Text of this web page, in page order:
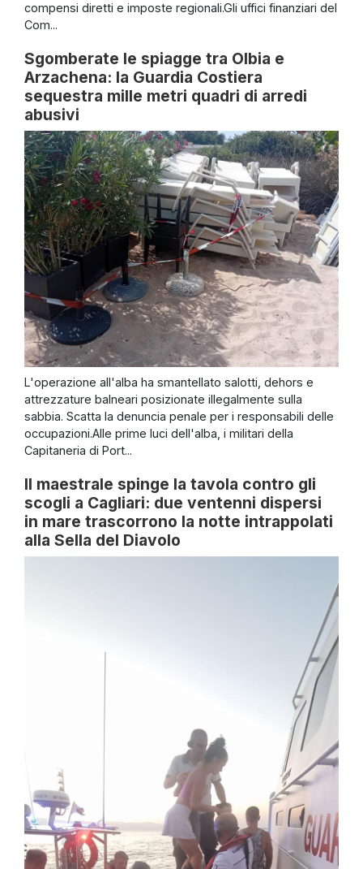
compensi diretti e imposte regionali.Gli uffici finanziari del
Com...
Sgomberate le spiagge tra Olbia e
Arzachena: la Guardia Costiera
sequestra mille metri quadri di arredi
abusivi
L'operazione all'alba ha smantellato salotti, dehors e
attrezzature balneari posizionate illegalmente sulla
sabbia. Scatta la denuncia penale per i responsabili delle
occupazioni.Alle prime luci dell'alba, i militari della
Capitaneria di Port...
Il maestrale spinge la tavola contro gli
scogli a Cagliari: due ventenni dispersi
in mare trascorrono la notte intrappolati
alla Sella del Diavolo